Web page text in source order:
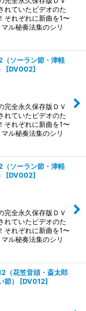
れていたビデオのた
それぞれに新曲を1〜
ル秘奏法集のシリ
ソーラン節・津軽
[DV002]
完全永久保存版ＤＶ
れていたビデオのた
それぞれに新曲を1〜
ル秘奏法集のシリ
ソーラン節・津軽
[DV002]
完全永久保存版ＤＶ
れていたビデオのた
それぞれに新曲を1〜
ル秘奏法集のシリ
（花笠音頭・斎太郎
）
[DV012]